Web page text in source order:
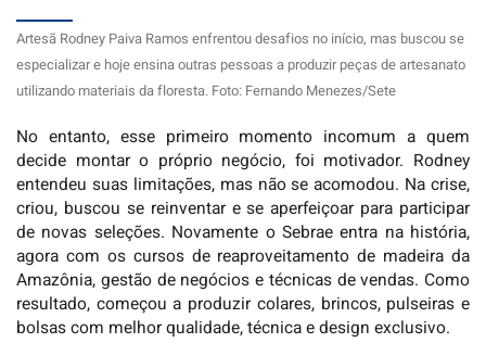
Artesã Rodney Paiva Ramos enfrentou desafios no início, mas buscou se
especializar e hoje ensina outras pessoas a produzir peças de artesanato
utilizando materiais da floresta. Foto: Fernando Menezes/Sete
No entanto, esse primeiro momento incomum a quem
decide montar o próprio negócio, foi motivador. Rodney
entendeu suas limitações, mas não se acomodou. Na crise,
criou, buscou se reinventar e se aperfeiçoar para participar
de novas seleções. Novamente o Sebrae entra na história,
agora com os cursos de reaproveitamento de madeira da
Amazônia, gestão de negócios e técnicas de vendas. Como
resultado, começou a produzir colares, brincos, pulseiras e
bolsas com melhor qualidade, técnica e design exclusivo.